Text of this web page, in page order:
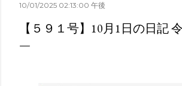
10/01/2025 02:13:00 午後
【５９１号】10月1日の日記